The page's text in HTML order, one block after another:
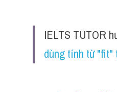
Task 1
Đề thi IELTS thật
IELTS TUTOR
dùng tính từ "fit"